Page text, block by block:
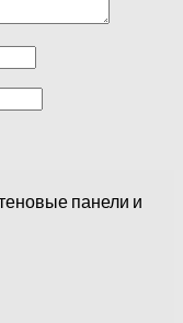
панели и